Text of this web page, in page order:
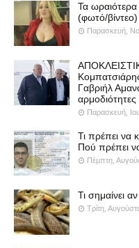
Τα
(φωτό/βίντεο)
Παρασκευή,
Γαβριήλ
Παρασκευή,
Τι πρέπει να
Πού πρέπει
Πέμπτη,
Τι σημαίνει
Τρίτη,